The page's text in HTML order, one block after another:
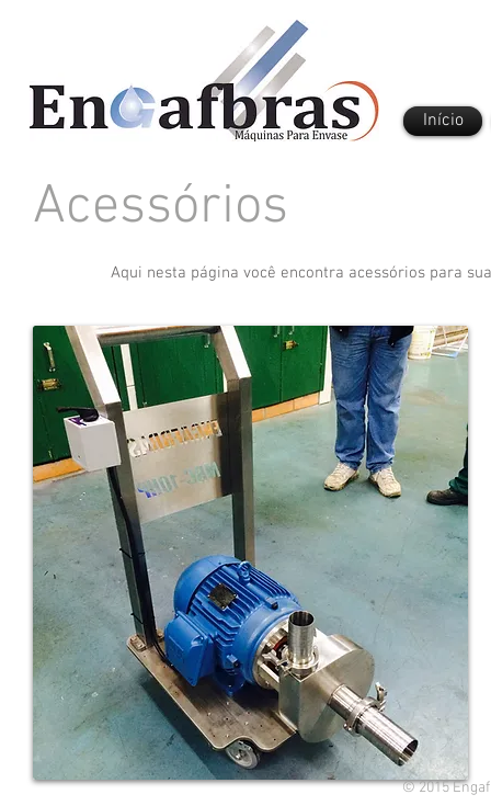
Início
Acessórios
Aqui nesta página você encontra acessórios para
© 2015